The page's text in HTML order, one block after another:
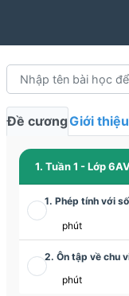
Đề cươngGiới thiệu
1. Tuần 1 - Lớp
1. Phép tính với
phút
2. Ôn tập về chu
phút